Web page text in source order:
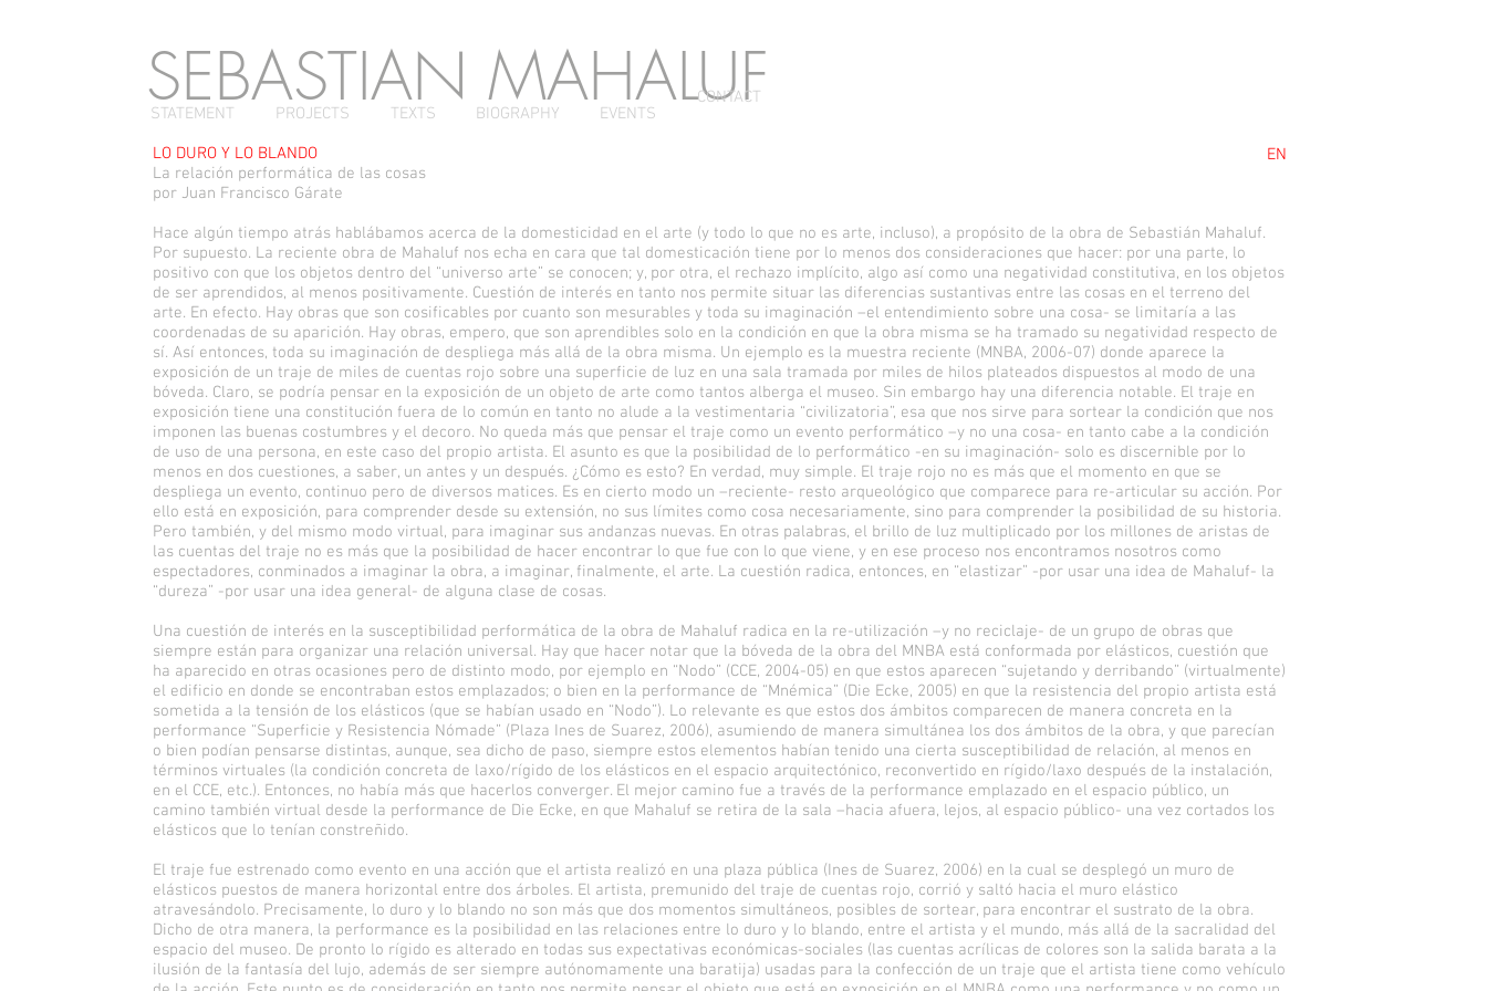
SEBASTIAN MAHALUF
STATEMENT PROJECTS TEXTS BIOGRAPHY EVENTS
CONTACT
LO DURO Y LO BLANDO
La relación performática de las cosas
por Juan Francisco Gárate
Hace algún tiempo atrás hablábamos acerca de la domesticidad en el arte (y todo lo que no es arte, incluso), a propósito de la obra de Sebastián Mahaluf.
Por supuesto. La reciente obra de Mahaluf nos echa en cara que tal domesticación tiene por lo menos dos consideraciones que hacer: por una parte, lo
positivo con que los objetos dentro del “universo arte” se conocen; y, por otra, el rechazo implícito, algo así como una negatividad constitutiva, en los objetos
de ser aprendidos, al menos positivamente. Cuestión de interés en tanto nos permite situar las diferencias sustantivas entre las cosas en el terreno del
arte. En efecto. Hay obras que son cosificables por cuanto son mesurables y toda su imaginación –el entendimiento sobre una cosa- se limitaría a las
coordenadas de su aparición. Hay obras, empero, que son aprendibles solo en la condición en que la obra misma se ha tramado su negatividad respecto de
sí. Así entonces, toda su imaginación de despliega más allá de la obra misma. Un ejemplo es la muestra reciente (MNBA, 2006-07) donde aparece la
exposición de un traje de miles de cuentas rojo sobre una superficie de luz en una sala tramada por miles de hilos plateados dispuestos al modo de una
bóveda. Claro, se podría pensar en la exposición de un objeto de arte como tantos alberga el museo. Sin embargo hay una diferencia notable. El traje en
exposición tiene una constitución fuera de lo común en tanto no alude a la vestimentaria “civilizatoria”, esa que nos sirve para sortear la condición que nos
imponen las buenas costumbres y el decoro. No queda más que pensar el traje como un evento performático –y no una cosa- en tanto cabe a la condición
de uso de una persona, en este caso del propio artista. El asunto es que la posibilidad de lo performático -en su imaginación- solo es discernible por lo
menos en dos cuestiones, a saber, un antes y un después. ¿Cómo es esto? En verdad, muy simple. El traje rojo no es más que el momento en que se
despliega un evento, continuo pero de diversos matices. Es en cierto modo un –reciente- resto arqueológico que comparece para re-articular su acción. Por
ello está en exposición, para comprender desde su extensión, no sus límites como cosa necesariamente, sino para comprender la posibilidad de su historia.
Pero también, y del mismo modo virtual, para imaginar sus andanzas nuevas. En otras palabras, el brillo de luz multiplicado por los millones de aristas de
las cuentas del traje no es más que la posibilidad de hacer encontrar lo que fue con lo que viene, y en ese proceso nos encontramos nosotros como
espectadores, conminados a imaginar la obra, a imaginar, finalmente, el arte. La cuestión radica, entonces, en “elastizar” -por usar una idea de Mahaluf- la
“dureza” -por usar una idea general- de alguna clase de cosas.
Una cuestión de interés en la susceptibilidad performática de la obra de Mahaluf radica en la re-utilización –y no reciclaje- de un grupo de obras que
siempre están para organizar una relación universal. Hay que hacer notar que la bóveda de la obra del MNBA está conformada por elásticos, cuestión que
ha aparecido en otras ocasiones pero de distinto modo, por ejemplo en “Nodo” (CCE, 2004-05) en que estos aparecen “sujetando y derribando” (virtualmente)
el edificio en donde se encontraban estos emplazados; o bien en la performance de “Mnémica” (Die Ecke, 2005) en que la resistencia del propio artista está
sometida a la tensión de los elásticos (que se habían usado en “Nodo”). Lo relevante es que estos dos ámbitos comparecen de manera concreta en la
performance “Superficie y Resistencia Nómade” (Plaza Ines de Suarez, 2006), asumiendo de manera simultánea los dos ámbitos de la obra, y que parecían
o bien podían pensarse distintas, aunque, sea dicho de paso, siempre estos elementos habían tenido una cierta susceptibilidad de relación, al menos en
términos virtuales (la condición concreta de laxo/rígido de los elásticos en el espacio arquitectónico, reconvertido en rígido/laxo después de la instalación,
en el CCE, etc.). Entonces, no había más que hacerlos converger. El mejor camino fue a través de la performance emplazado en el espacio público, un
camino también virtual desde la performance de Die Ecke, en que Mahaluf se retira de la sala –hacia afuera, lejos, al espacio público- una vez cortados los
elásticos que lo tenían constreñido.
El traje fue estrenado como evento en una acción que el artista realizó en una plaza pública (Ines de Suarez, 2006) en la cual se desplegó un muro de
elásticos puestos de manera horizontal entre dos árboles. El artista, premunido del traje de cuentas rojo, corrió y saltó hacia el muro elástico
atravesándolo. Precisamente, lo duro y lo blando no son más que dos momentos simultáneos, posibles de sortear, para encontrar el sustrato de la obra.
Dicho de otra manera, la performance es la posibilidad en las relaciones entre lo duro y lo blando, entre el artista y el mundo, más allá de la sacralidad del
espacio del museo. De pronto lo rígido es alterado en todas sus expectativas económicas-sociales (las cuentas acrílicas de colores son la salida barata a la
ilusión de la fantasía del lujo, además de ser siempre autónomamente una baratija) usadas para la confección de un traje que el artista tiene como vehículo
EN